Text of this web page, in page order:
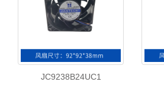
JC9238B24UC1